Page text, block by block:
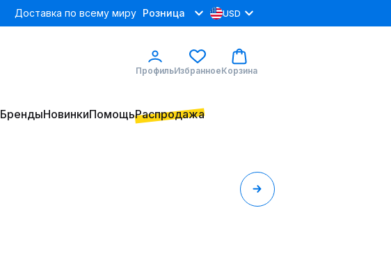
Доставка по всему миру Розница USD
ПрофильИзбранноеКорзина
БрендыНовинкиПомощьРаспродажа